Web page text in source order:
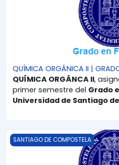
QUÍMICA ORGÁNICA II |
QUÍMICA ORGÁNCA II,
primer semestre del Grado
Universidad de Santiago
QUÍMICA ORGÁNICA I | GRADO
SANTIAGO DE COMPOSTELA